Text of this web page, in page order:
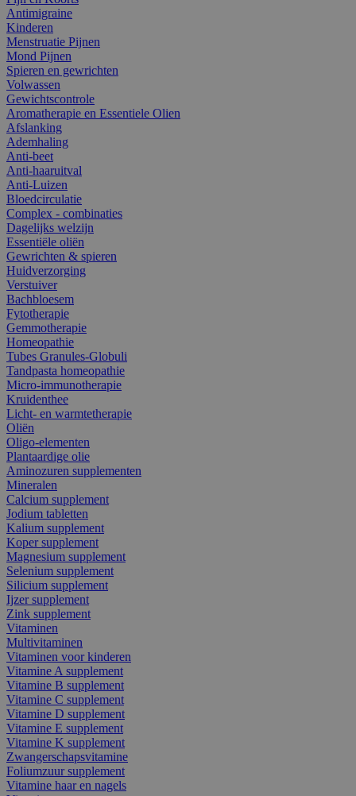
Antimigraine
Kinderen
Menstruatie Pijnen
Mond Pijnen
Spieren en gewrichten
Volwassen
Gewichtscontrole
Aromatherapie en Essentiele Olien
Afslanking
Ademhaling
Anti-beet
Anti-haaruitval
Anti-Luizen
Bloedcirculatie
Complex - combinaties
Dagelijks welzijn
Essentiële oliën
Gewrichten & spieren
Huidverzorging
Verstuiver
Bachbloesem
Fytotherapie
Gemmotherapie
Homeopathie
Tubes Granules-Globuli
Tandpasta homeopathie
Micro-immunotherapie
Kruidenthee
Licht- en warmtetherapie
Oliën
Oligo-elementen
Plantaardige olie
Aminozuren supplementen
Mineralen
Calcium supplement
Jodium tabletten
Kalium supplement
Koper supplement
Magnesium supplement
Selenium supplement
Silicium supplement
Ijzer supplement
Zink supplement
Vitaminen
Multivitaminen
Vitaminen voor kinderen
Vitamine A supplement
Vitamine B supplement
Vitamine C supplement
Vitamine D supplement
Vitamine E supplement
Vitamine K supplement
Zwangerschapsvitamine
Foliumzuur supplement
Vitamine haar en nagels